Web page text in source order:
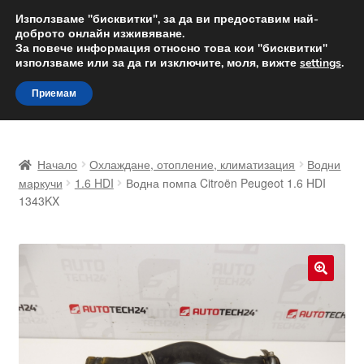
ДОСТАВКА от 12 лв.
Доставка по целия свят
Skip
to
navigation
Skip
to
content
Доставка по целия свят
Количка
Начало Охлаждане, отопление, климатизация
Водни
маркучи
1.6 HDI
Водна помпа Citroën Peugeot 1.6 HDI
1343KX
Използваме "бисквитки", за да ви предоставим най-
доброто онлайн изживяване.
За повече информация относно това кои "бисквитки"
използваме или за да ги изключите, моля, вижте settings.
Приемам